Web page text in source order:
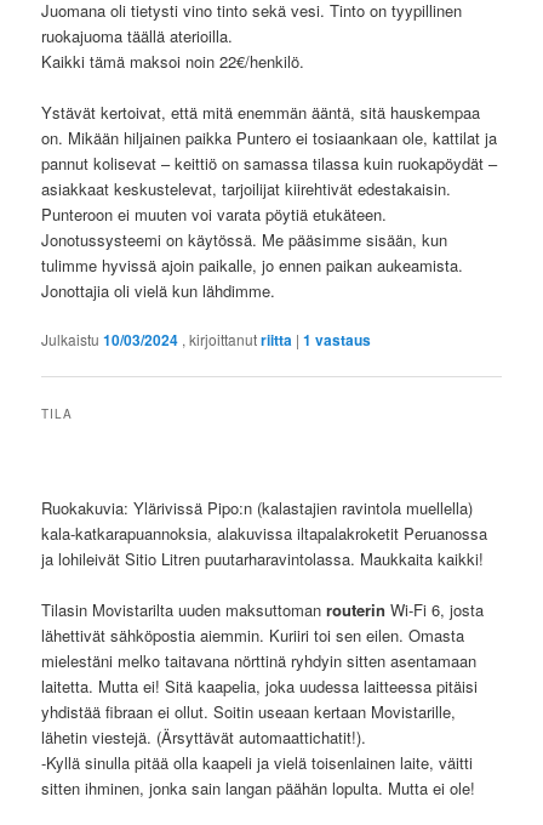
Juomana oli tietysti vino tinto sekä vesi. Tinto on tyypillinen
ruokajuoma täällä aterioilla.
Kaikki tämä maksoi noin 22€/henkilö.
Ystävät kertoivat, että mitä enemmän ääntä, sitä hauskempaa
on. Mikään hiljainen paikka Puntero ei tosiaankaan ole, kattilat ja
pannut kolisevat – keittiö on samassa tilassa kuin ruokapöydät –
asiakkaat keskustelevat, tarjoilijat kiirehtivät edestakaisin.
Punteroon ei muuten voi varata pöytiä etukäteen.
Jonotussysteemi on käytössä. Me pääsimme sisään, kun
tulimme hyvissä ajoin paikalle, jo ennen paikan aukeamista.
Jonottajia oli vielä kun lähdimme.
Julkaistu10/03/2024 , kirjoittanutriitta |1 vastaus
TILA
Ruokakuvia: Ylärivissä Pipo:n (kalastajien ravintola muellella)
kala-katkarapuannoksia, alakuvissa iltapalakroketit Peruanossa
ja lohileivät Sitio Litren puutarharavintolassa. Maukkaita kaikki!
Tilasin Movistarilta uuden maksuttomanrouterin Wi-Fi 6, josta
lähettivät sähköpostia aiemmin. Kuriiri toi sen eilen. Omasta
mielestäni melko taitavana nörttinä ryhdyin sitten asentamaan
laitetta. Mutta ei! Sitä kaapelia, joka uudessa laitteessa pitäisi
yhdistää fibraan ei ollut. Soitin useaan kertaan Movistarille,
lähetin viestejä. (Ärsyttävät automaattichatit!).
-Kyllä sinulla pitää olla kaapeli ja vielä toisenlainen laite, väitti
sitten ihminen, jonka sain langan päähän lopulta. Mutta ei ole!